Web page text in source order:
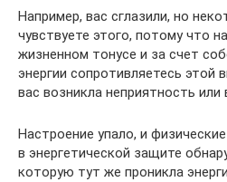
Например, вас сглазили, но
чувствуете этого, потому что
жизненном тонусе и за счет
энергии сопротивляетесь этой
вас возникла неприятность или
Настроение упало, и
в энергетической защите
которую тут же проникла